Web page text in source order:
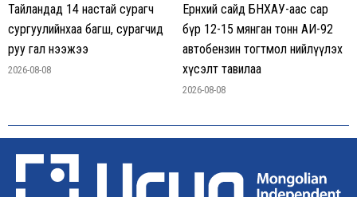
Тайландад 14 настай сурагч
сургуулийнхаа багш, сурагчид
руу гал нээжээ
2026-08-08
Ерөнхий сайд БНХАУ-аас сар
бүр 12-15 мянган тонн АИ-92
автобензин тогтмол нийлүүлэх
хүсэлт тавилаа
2026-08-08